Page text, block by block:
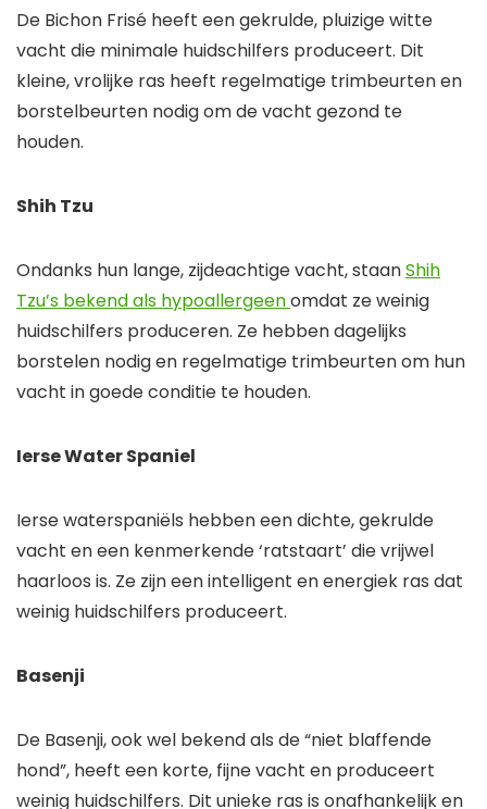
De Bichon Frisé heeft een gekrulde, pluizige witte
vacht die minimale huidschilfers produceert. Dit
kleine, vrolijke ras heeft regelmatige trimbeurten en
borstelbeurten nodig om de vacht gezond te
houden.
Shih Tzu
Ondanks hun lange, zijdeachtige vacht, staanShih
Tzu’s bekend als hypoallergeenomdat ze weinig
huidschilfers produceren. Ze hebben dagelijks
borstelen nodig en regelmatige trimbeurten om hun
vacht in goede conditie te houden.
Ierse Water Spaniel
Ierse waterspaniëls hebben een dichte, gekrulde
vacht en een kenmerkende ‘ratstaart’ die vrijwel
haarloos is. Ze zijn een intelligent en energiek ras dat
weinig huidschilfers produceert.
Basenji
De Basenji, ook wel bekend als de “niet blaffende
hond”, heeft een korte, fijne vacht en produceert
weinig huidschilfers. Dit unieke ras is onafhankelijk en